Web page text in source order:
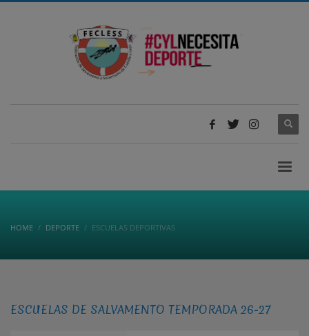
HOME DEPORTE ESCUELAS DEPORTIVAS
ESCUELAS DE SALVAMENTO TEMPORADA 26-27